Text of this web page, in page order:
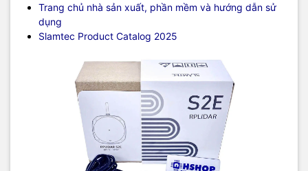
Trang chủ nhà sản xuất, phần mềm và hướng dẫn sử
dụng
Slamtec Product Catalog 2025